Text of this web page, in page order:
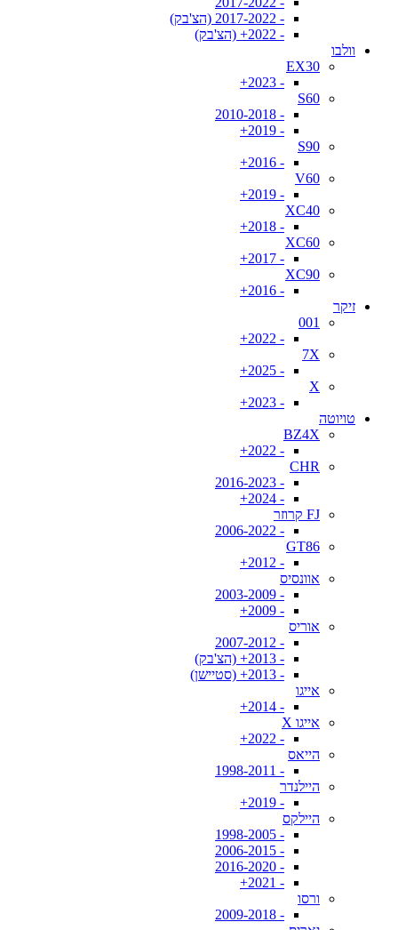
- 2017-2022 (הצ'בק)
- 2022+ (הצ'בק)
וולבו
EX30
- 2023+
S60
- 2010-2018
- 2019+
S90
- 2016+
V60
- 2019+
XC40
- 2018+
XC60
- 2017+
XC90
- 2016+
זיקר
001
- 2022+
7X
- 2025+
X
- 2023+
טויוטה
BZ4X
- 2022+
CHR
- 2016-2023
- 2024+
FJ קרוזר
- 2006-2022
GT86
- 2012+
אוונסיס
- 2003-2009
- 2009+
אוריס
- 2007-2012
- 2013+ (הצ'בק)
- 2013+ (סטיישן)
אייגו
- 2014+
אייגו X
- 2022+
הייאס
- 1998-2011
היילנדר
- 2019+
היילקס
- 1998-2005
- 2006-2015
- 2016-2020
- 2021+
ורסו
- 2009-2018